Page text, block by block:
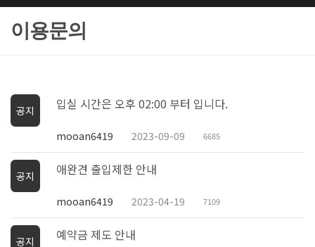
이용문의
공지 입실 시간은 오후 02:00 부터 입니다.
mooan6419 2023-09-09 6685
공지 애완견 출입제한 안내
mooan6419 2023-04-19 7109
공지 예약금 제도 안내